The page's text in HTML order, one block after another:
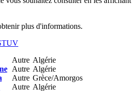
plus d'informations.
TUV
Autre Algérie
Autre Algérie
Autre Grèce/Amorgos
Autre Algérie